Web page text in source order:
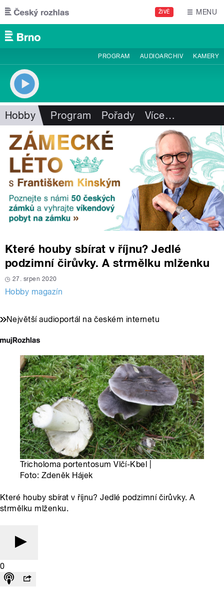
Přejít k hlavnímu obsahu
ŽIVĚ MENU
PROGRAM AUDIOARCHIV KAMERY
Hobby Program Pořady Více…
Které houby sbírat v říjnu? Jedlé
podzimní čirůvky. A strmělku mlženku
27. srpen 2020
Hobby magazín
Největší audioportál na českém internetu
Tricholoma portentosum Vlčí-Kbel |
Foto: Zdeněk Hájek
Které houby sbírat v říjnu? Jedlé podzimní čirůvky. A
strmělku mlženku.
0